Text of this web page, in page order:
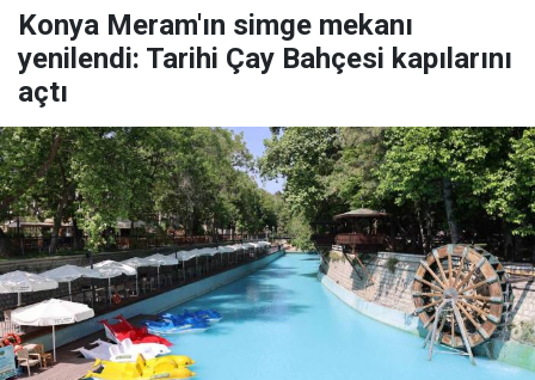
Konya Meram'ın simge mekanı
yenilendi: Tarihi Çay Bahçesi kapılarını
açtı